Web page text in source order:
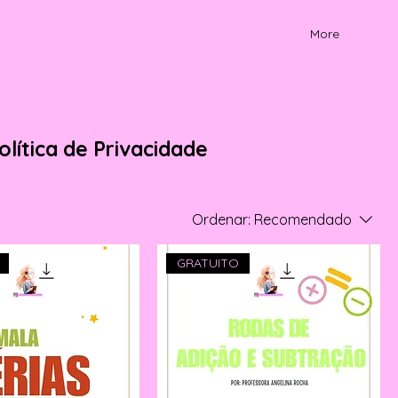
More
Ordenar: Recomendado
GRATUITO
de Privacidade